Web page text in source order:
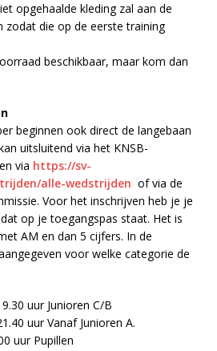
opgehaalde kleding zal aan de
zodat die op de eerste training
beschikbaar, maar kom dan
beginnen ook direct de langebaan
uitsluitend via het KNSB-
via https://sv-
alle-wedstrijden of via de
Voor het inschrijven heb je je
op je toegangspas staat. Het is
AM en dan 5 cijfers. In de
voor welke categorie de
uur Junioren C/B
uur Vanaf Junioren A.
uur Pupillen